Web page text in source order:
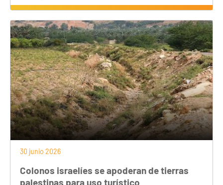
30 junio 2026
Colonos israelíes se apoderan de tierras
palestinas para uso turístico